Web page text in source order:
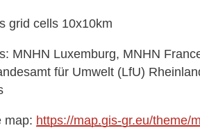
grid cells 10x10km
MNHN Luxemburg, MNHN
für Umwelt (LfU)
map: https://map.gis-gr.eu/theme/